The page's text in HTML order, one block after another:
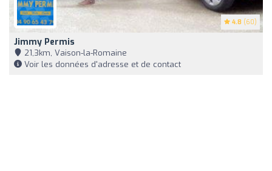
4.8 (60)
Jimmy Permis
21,3km, Vaison-la-Romaine
Voir les données d'adresse et de contact